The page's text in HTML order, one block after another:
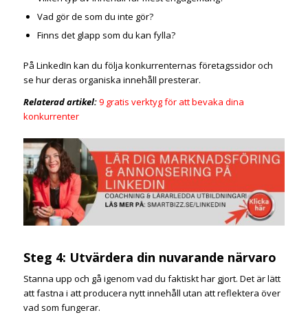
Vad gör de som du inte gör?
Finns det glapp som du kan fylla?
På LinkedIn kan du följa konkurrenternas företagssidor och
se hur deras organiska innehåll presterar.
Relaterad artikel:9 gratis verktyg för att bevaka dina
konkurrenter
Steg 4: Utvärdera din nuvarande närvaro
Stanna upp och gå igenom vad du faktiskt har gjort. Det är lätt
att fastna i att producera nytt innehåll utan att reflektera över
vad som fungerar.